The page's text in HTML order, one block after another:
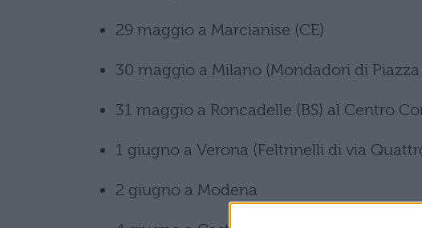
29 maggio a Marcianise (CE)
30 maggio a Milano (Mondadori di
31 maggio a Roncadelle (BS) al Centro
1 giugno a Verona (Feltrinelli di via
2 giugno a Modena